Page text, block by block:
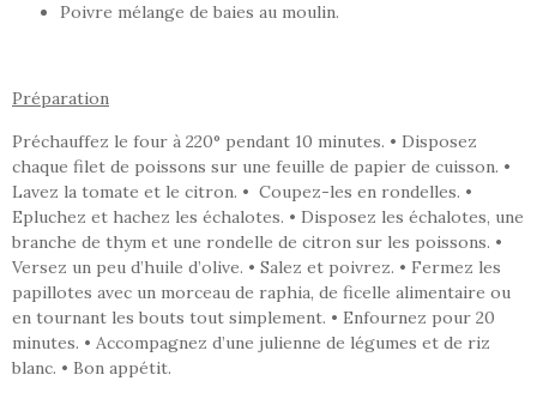
Poivre mélange de baies au moulin.
Préparation
Préchauffez le four à 220° pendant 10 minutes. • Disposez
chaque filet de poissons sur une feuille de papier de cuisson. •
Lavez la tomate et le citron. • Coupez-les en rondelles. •
Epluchez et hachez les échalotes. • Disposez les échalotes, une
branche de thym et une rondelle de citron sur les poissons. •
Versez un peu d’huile d’olive. • Salez et poivrez. • Fermez les
papillotes avec un morceau de raphia, de ficelle alimentaire ou
en tournant les bouts tout simplement. • Enfournez pour 20
minutes. • Accompagnez d’une julienne de légumes et de riz
blanc. • Bon appétit.